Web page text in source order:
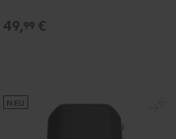
49,99 €
NEU